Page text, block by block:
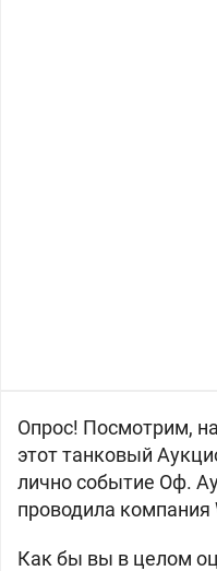
Опрос! Посмотрим,
этот танковый
лично событие Оф.
проводила компания
Как бы вы в целом